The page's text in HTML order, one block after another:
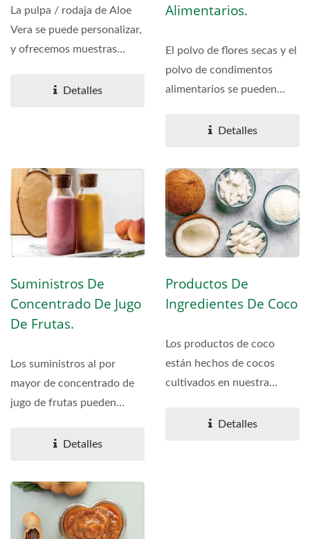
La pulpa / rodaja de Aloe
Vera se puede personalizar,
y ofrecemos muestras
Detalles
Alimentarios.
El polvo de flores secas y el
polvo de condimentos
alimentarios se pueden
empacarse...Detalles
Suministros De
Concentrado De Jugo
De Frutas.
Los suministros al por
mayor de concentrado de
jugo de frutas pueden
Detalles
Productos De
Ingredientes De Coco
Los productos de coco
están hechos de cocos
cultivados en nuestra
Detalles